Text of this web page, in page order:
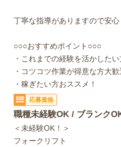
丁寧な指導がありますので安心
○○○おすすめポイント○○○
・これまでの経験を活かしたい
・コツコツ作業が得意な方大歓
・稼ぎたい方おススメ！
応募資格
職種未経験OK / ブランク
＜未経験OK！＞
フォークリフト